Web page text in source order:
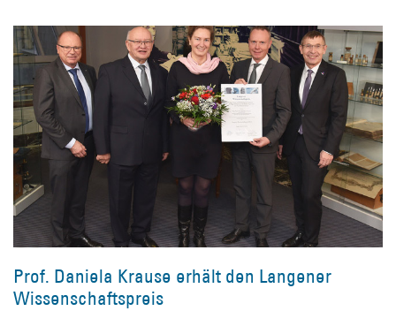
Prof. Daniela Krause erhält den Langener
Wissenschaftspreis